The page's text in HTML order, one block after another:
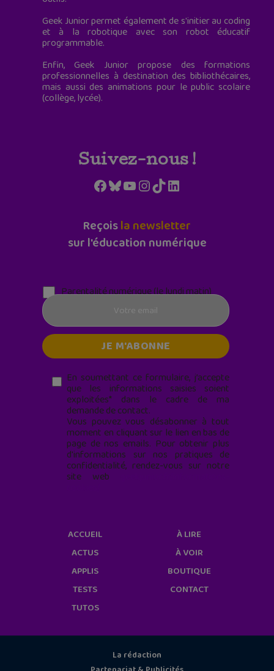
Geek Junior permet également de s'initier au coding
et à la robotique avec son robot éducatif
programmable.
Enfin, Geek Junior propose des formations
professionnelles à destination des bibliothécaires,
mais aussi des animations pour le public scolaire
(collège, lycée).
Suivez-nous !
Facebook
Bluesky
YouTube
Instagram
TikTokLinkedIn
Reçoisla newsletter
sur l'éducation numérique
Parentalité numérique (le lundi matin)
En soumettant ce formulaire, j’accepte
que les informations saisies soient
exploitées* dans le cadre de ma
demande de contact.
Vous pouvez vous désabonner à tout
moment en cliquant sur le lien en bas de
page de nos emails. Pour obtenir plus
d'informations sur nos pratiques de
confidentialité, rendez-vous sur notre
site web
ACCUEIL
ACTUS
APPLIS
TESTS
TUTOS
À LIRE
À VOIR
BOUTIQUE
CONTACT
La rédaction